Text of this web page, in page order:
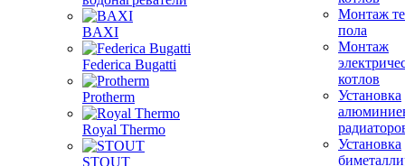
BAXI
Federica Bugatti
Protherm
Royal Thermo
STOUT
Монтаж
пола
Монтаж
котлов
Установка
Установка